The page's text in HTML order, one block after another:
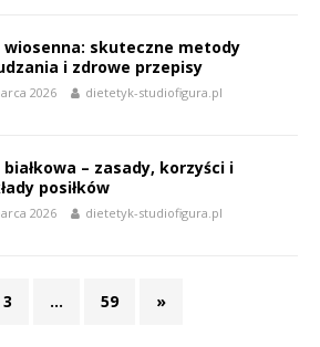
wiosenna: skuteczne metody
i zdrowe przepisy
2026 dietetyk-studiofigura.pl
– zasady, korzyści i
posiłków
2026 dietetyk-studiofigura.pl
3 … 59 »